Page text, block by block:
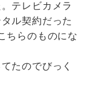
テレビカメラ
ル契約だった
ちらのものにな
たのでびっく